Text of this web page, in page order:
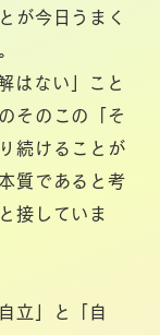
が今日うまく
はない」こと
そのこの「そ
続けることが
質であると考
接していま
自立」と「自